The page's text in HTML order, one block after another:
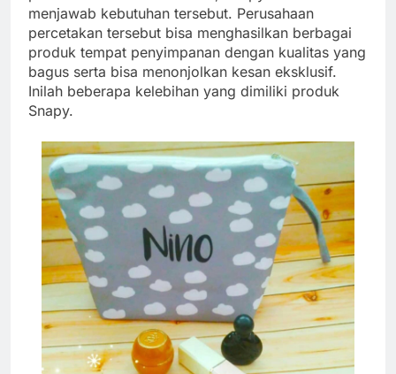
menjawab kebutuhan tersebut. Perusahaan
percetakan tersebut bisa menghasilkan berbagai
produk tempat penyimpanan dengan kualitas yang
bagus serta bisa menonjolkan kesan eksklusif.
Inilah beberapa kelebihan yang dimiliki produk
Snapy.